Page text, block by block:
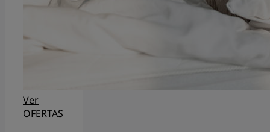
Ver
OFERTAS